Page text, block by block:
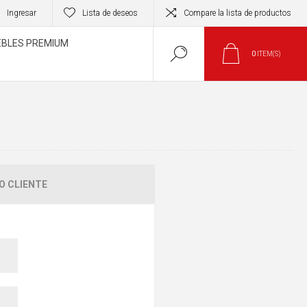
Ingresar Lista de deseos Compare la lista de productos
PREMIUM
0 ITEM(S)
CLIENTE